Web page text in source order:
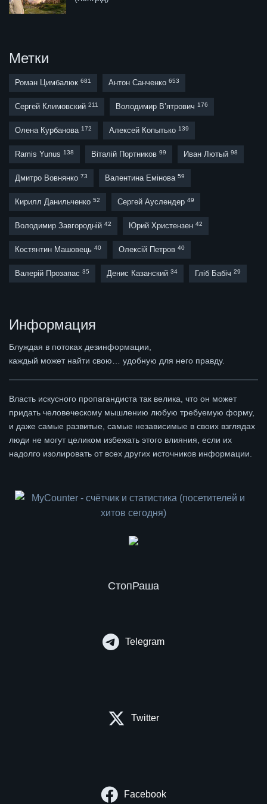
Метки
Роман Цимбалюк 681 Антон Санченко 653
Сергей Климовский 211 Володимир В’ятрович 176
Олена Курбанова 172 Алексей Копытько 139
Ramis Yunus 138 Віталій Портников 99 Иван Лютый 98
Дмитро Вовнянко 73 Валентина Емінова 59
Кирилл Данильченко 52 Сергей Ауслендер 49
Володимир Завгородній 42 Юрий Христензен 42
Костянтин Машовець 40 Олексій Петров 40
Валерій Прозапас 35 Денис Казанский 34 Гліб Бабіч 29
Информация
Блуждая в потоках дезинформации,
каждый может найти свою… удобную для него правду.
Власть искусного пропагандиста так велика, что он может
придать человеческому мышлению любую требуемую форму,
и даже самые развитые, самые независимые в своих взглядах
люди не могут целиком избежать этого влияния, если их
надолго изолировать от всех других источников информации.
СтопРаша
Telegram
Twitter
Facebook